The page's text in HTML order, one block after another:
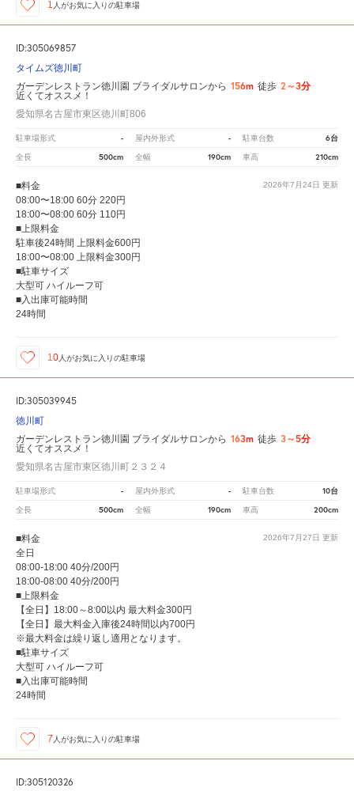
1 人がお気に入りの駐車場
ID:305069857
タイムズ徳川町
ガーデンレストラン徳川園 ブライダルサロンから 156m 徒歩 2～3分
近くてオススメ！
愛知県名古屋市東区徳川町806
駐車場形式 - 屋内外形式 - 駐車台数 6台
全長 500cm 全幅 190cm 車高 210cm
2026年7月24日 更新
■料金
08:00〜18:00 60分 220円
18:00〜08:00 60分 110円
■上限料金
駐車後24時間 上限料金600円
18:00〜08:00 上限料金300円
■駐車サイズ
大型可 ハイルーフ可
■入出庫可能時間
24時間
10 人がお気に入りの駐車場
ID:305039945
徳川町
ガーデンレストラン徳川園 ブライダルサロンから 163m 徒歩 3～5分
近くてオススメ！
愛知県名古屋市東区徳川町２３２４
駐車場形式 - 屋内外形式 - 駐車台数 10台
全長 500cm 全幅 190cm 車高 200cm
2026年7月27日 更新
■料金
全日
08:00-18:00 40分/200円
18:00-08:00 40分/200円
■上限料金
【全日】18:00～8:00以内 最大料金300円
【全日】最大料金入庫後24時間以内700円
※最大料金は繰り返し適用となります。
■駐車サイズ
大型可 ハイルーフ可
■入出庫可能時間
24時間
7 人がお気に入りの駐車場
ID:305120326